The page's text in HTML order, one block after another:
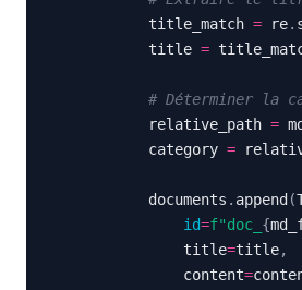
            title_match
= re.
            title
=
# Déterminer la
            relative_path
=
            category
=
            documents
. append (
id=f"doc_ {
                title
=title,
                content
=